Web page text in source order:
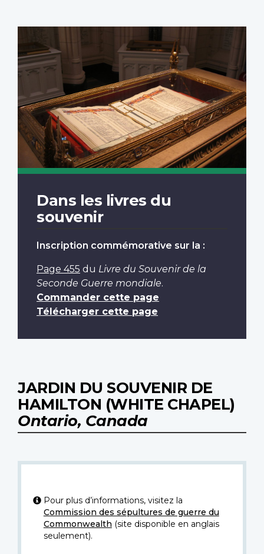
Dans les livres du
souvenir
Inscription commémorative sur la :
Page 455 du Livre du Souvenir de la
Seconde Guerre mondiale.
Commander cette page
Télécharger cette page
JARDIN DU SOUVENIR DE
HAMILTON (WHITE CHAPEL)
Ontario, Canada
Pour plus d’informations, visitez la
Commission des sépultures de guerre du
Commonwealth (site disponible en anglais
seulement).